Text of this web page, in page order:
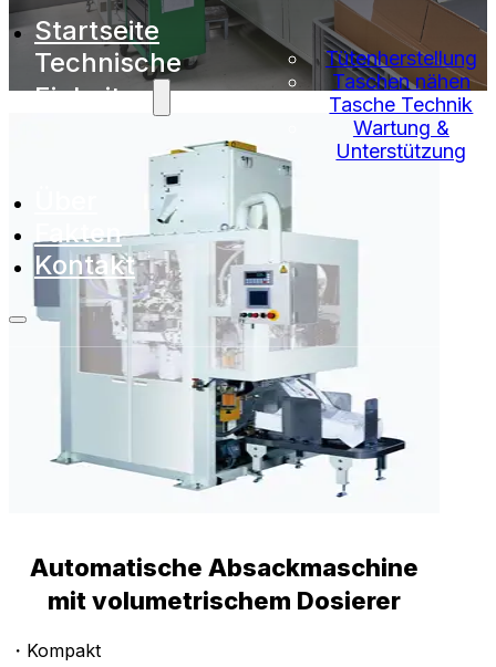
Startseite
Technische
Einheiten
Tütenherstellung
Taschen nähen
Tasche Technik
Wartung &
Unterstützung
Fakten
Kontakt
Automatische Absackmaschine
mit volumetrischem Dosierer
・Kompakt